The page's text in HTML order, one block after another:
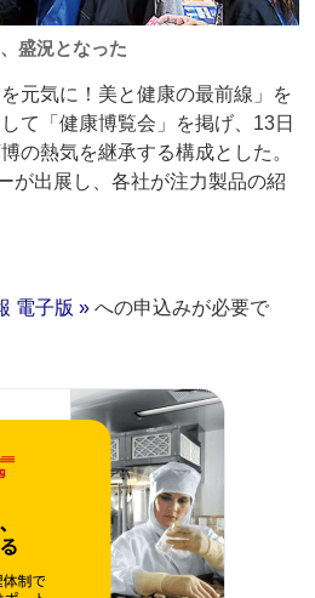
盛況となった
元気に！美と健康の最前線」を
て「健康博覧会」を掲げ、13日
の熱気を継承する構成とした。
が出展し、各社が注力製品の紹
電子版 » への申込みが必要で